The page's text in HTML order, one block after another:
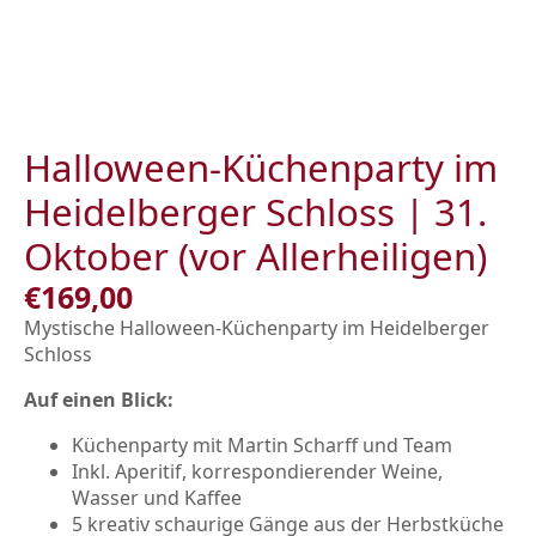
Halloween-Küchenparty im
Heidelberger Schloss | 31.
Oktober (vor Allerheiligen)
€169,00
Mystische Halloween-Küchenparty im Heidelberger
Schloss
Auf einen Blick:
Küchenparty mit Martin Scharff und Team
Inkl. Aperitif, korrespondierender Weine,
Wasser und Kaffee
5 kreativ schaurige Gänge aus der Herbstküche